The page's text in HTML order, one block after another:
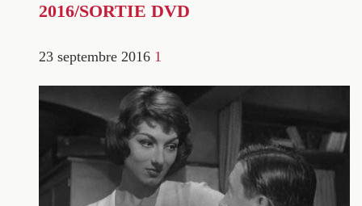
2016/SORTIE DVD
23 septembre 2016 1